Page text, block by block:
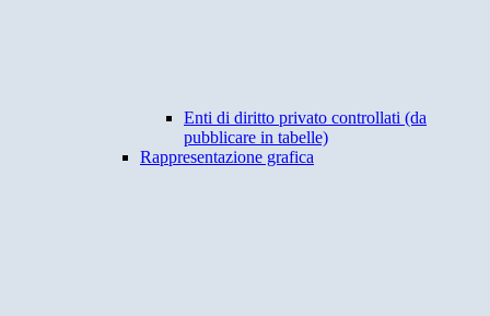
Enti di diritto privato controllati (da
pubblicare in tabelle)
Rappresentazione grafica